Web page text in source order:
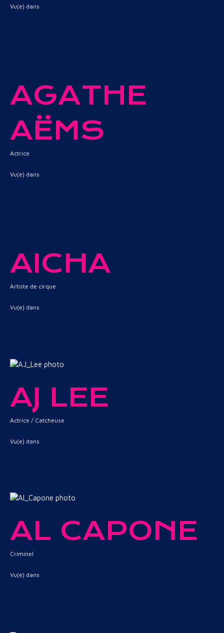
Vu(e) dans
AGATHE
AËMS
Actrice
Vu(e) dans
AICHA
Artiste de cirque
Vu(e) dans
AJ LEE
Actrice / Catcheuse
Vu(e) dans
AL CAPONE
Criminel
Vu(e) dans